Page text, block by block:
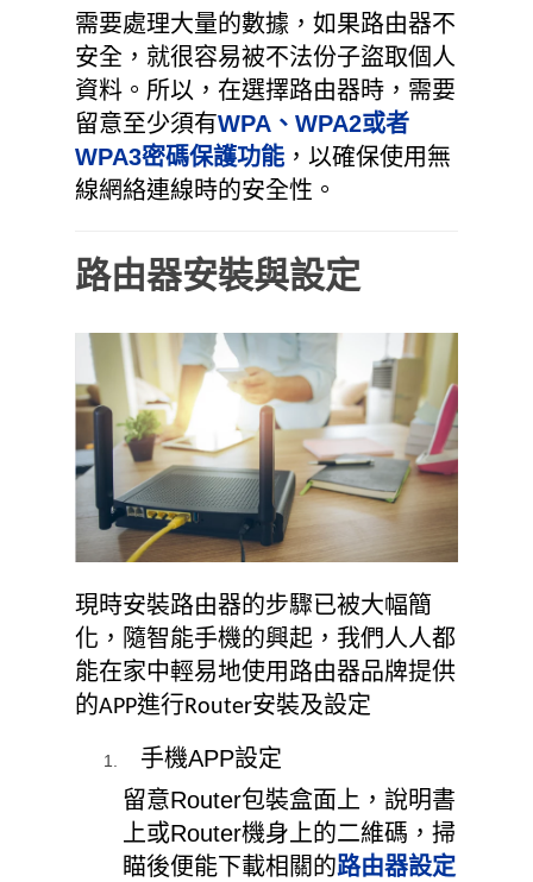
需要處理大量的數據，如果路由器不
安全，就很容易被不法份子盜取個人
資料。所以，在選擇路由器時，需要
留意至少須有WPA、WPA2或者
WPA3密碼保護功能，以確保使用無
線網絡連線時的安全性。
路由器安裝與設定
現時安裝路由器的步驟已被大幅簡
化，隨智能手機的興起，我們人人都
能在家中輕易地使用路由器品牌提供
的APP進行Router安裝及設定
手機APP設定
留意Router包裝盒面上，說明書
上或Router機身上的二維碼，掃
瞄後便能下載相關的路由器設定